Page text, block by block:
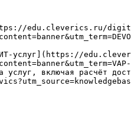
edu.cleverics.ru/
ИТ-услуг](https://
включая расчёт